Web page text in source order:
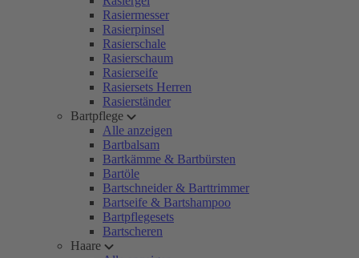
Rasiermesser
Rasierpinsel
Rasierschale
Rasierschaum
Rasierseife
Rasiersets Herren
Rasierständer
Bartpflege
Alle anzeigen
Bartbalsam
Bartkämme & Bartbürsten
Bartöle
Bartschneider & Barttrimmer
Bartseife & Bartshampoo
Bartpflegesets
Bartscheren
Haare